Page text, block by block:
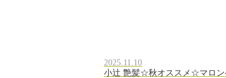
2025.11.10
小辻 艶髪☆秋オススメ☆マロン